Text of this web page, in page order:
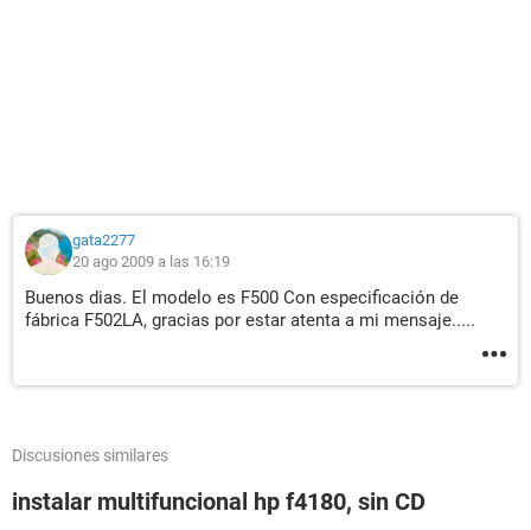
gata2277
20 ago 2009 a las 16:19
Buenos dias. El modelo es F500 Con especificación de
fábrica F502LA, gracias por estar atenta a mi mensaje.....
Discusiones similares
instalar multifuncional hp f4180, sin CD